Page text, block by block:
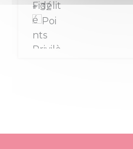
+ 32